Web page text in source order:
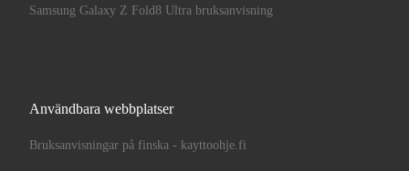
Samsung Galaxy Z Fold8 Ultra bruksanvisning
Användbara webbplatser
Bruksanvisningar på finska - kayttoohje.fi